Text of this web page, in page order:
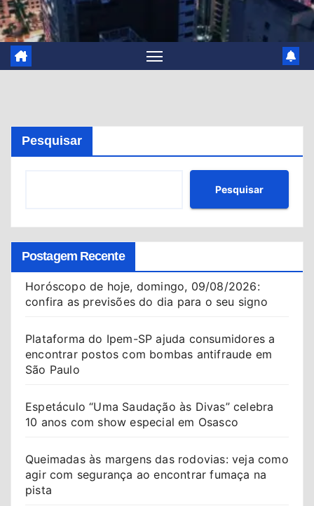
Pesquisar
Pesquisar
Postagem Recente
Horóscopo de hoje, domingo, 09/08/2026:
confira as previsões do dia para o seu signo
Plataforma do Ipem-SP ajuda consumidores a
encontrar postos com bombas antifraude em
São Paulo
Espetáculo “Uma Saudação às Divas” celebra
10 anos com show especial em Osasco
Queimadas às margens das rodovias: veja como
agir com segurança ao encontrar fumaça na
pista